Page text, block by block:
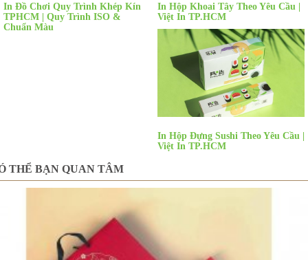
In Đồ Chơi Quy Trình Khép Kín
TPHCM | Quy Trình ISO &
Chuẩn Màu
In Hộp Khoai Tây Theo Yêu Cầu |
Việt In TP.HCM
In Hộp Đựng Sushi Theo Yêu Cầu |
Việt In TP.HCM
THỂ BẠN QUAN TÂM